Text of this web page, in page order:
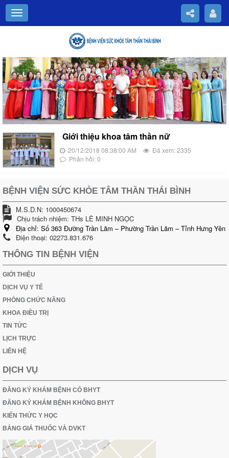
Previous
Giới thiệu khoa tâm thần nữ
20/12/2018 08:38:00 AM
Đã xem: 2335
Phản hồi: 0
BỆNH VIỆN SỨC KHỎE TÂM THẦN THÁI BÌNH
M.S.D.N: 1000450674
Chịu trách nhiệm: THs LÊ MINH NGỌC
Địa chỉ: Số 363 Đường Trần Lãm – Phường Trần Lãm – Tỉnh Hưng Yên
Điện thoại: 02273.831.676
THÔNG TIN BỆNH VIỆN
GIỚI THIỆU
DỊCH VỤ Y TẾ
PHÒNG CHỨC NĂNG
KHOA ĐIỀU TRỊ
TIN TỨC
LỊCH TRỰC
LIÊN HỆ
DỊCH VỤ
ĐĂNG KÝ KHÁM BỆNH CÓ BHYT
ĐĂNG KÝ KHÁM BỆNH KHÔNG BHYT
KIẾN THỨC Y HỌC
BẢNG GIÁ THUỐC VÀ DVKT